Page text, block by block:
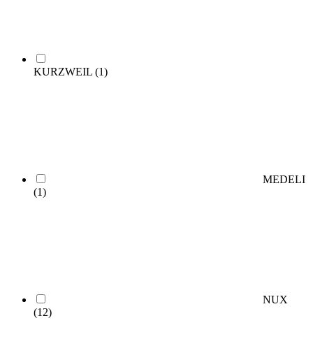
KURZWEIL (1)
MEDELI
(1)
NUX
(12)